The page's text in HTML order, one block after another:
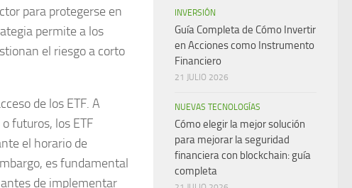
para protegerse en
permite a los
el riesgo a corto
de los ETF. A
futuros, los ETF
el horario de
es fundamental
de implementar
INVERSIÓN
Guía Completa de Cómo Invertir
en Acciones como Instrumento
Financiero
21 JULIO 2026
NUEVAS TECNOLOGÍAS
Cómo elegir la mejor solución
para mejorar la seguridad
financiera con blockchain: guía
completa